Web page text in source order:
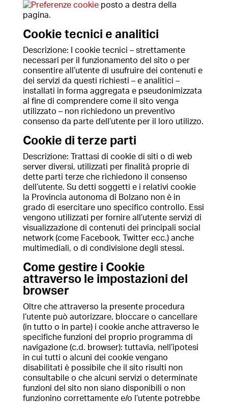
posto a destra della
pagina.
Cookie tecnici e analitici
Descrizione: I cookie tecnici – strettamente
necessari per il funzionamento del sito o per
consentire all’utente di usufruire dei contenuti e
dei servizi da questi richiesti – e analitici –
installati in forma aggregata e pseudonimizzata
al fine di comprendere come il sito venga
utilizzato – non richiedono un preventivo
consenso da parte dell’utente per il loro utilizzo.
Cookie di terze parti
Descrizione: Trattasi di cookie di siti o di web
server diversi, utilizzati per finalità proprie di
dette parti terze che richiedono il consenso
dell’utente. Su detti soggetti e i relativi cookie
la Provincia autonoma di Bolzano non è in
grado di esercitare uno specifico controllo. Essi
vengono utilizzati per fornire all’utente servizi di
visualizzazione di contenuti dei principali social
network (come Facebook, Twitter ecc.) anche
multimediali, o di condivisione degli stessi.
Come gestire i Cookie
attraverso le impostazioni del
browser
Oltre che attraverso la presente procedura
l’utente può autorizzare, bloccare o cancellare
(in tutto o in parte) i cookie anche attraverso le
specifiche funzioni del proprio programma di
navigazione (c.d. browser): tuttavia, nell’ipotesi
in cui tutti o alcuni dei cookie vengano
disabilitati è possibile che il sito risulti non
consultabile o che alcuni servizi o determinate
funzioni del sito non siano disponibili o non
funzionino correttamente e/o l’utente potrebbe